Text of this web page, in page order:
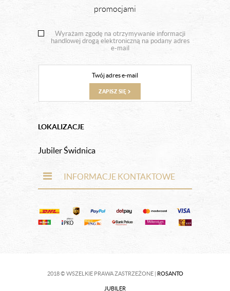
promocjami
Wyrażam zgodę na otrzymywanie informacji
handlowej drogą elektroniczną na podany adres
e-mail
ZAPISZ SIĘ
LOKALIZACJE
Jubiler Świdnica
INFORMACJE KONTAKTOWE
2018 © WSZELKIE PRAWA ZASTRZEŻONE | ROSANTO
JUBILER